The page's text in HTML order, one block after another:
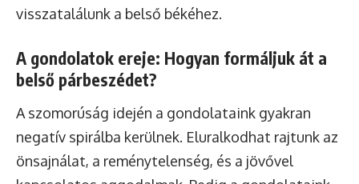
visszatalálunk a belső békéhez.
A gondolatok ereje: Hogyan formáljuk át a
belső párbeszédet?
A szomorúság idején a gondolataink gyakran
negatív spirálba kerülnek. Eluralkodhat rajtunk az
önsajnálat, a reménytelenség, és a jövővel